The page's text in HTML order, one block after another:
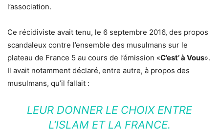
l’association.
Ce récidiviste avait tenu, le 6 septembre 2016, des propos
scandaleux contre l’ensemble des musulmans sur le
plateau de France 5 au cours de l’émission «C’est’ à Vous».
Il avait notamment déclaré, entre autre, à propos des
musulmans, qu’il fallait :
LEUR DONNER LE CHOIX ENTRE
L’ISLAM ET LA FRANCE.